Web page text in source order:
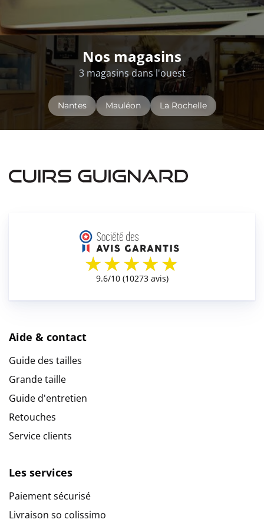
Nos magasins
3 magasins dans l'ouest
Nantes Mauléon La Rochelle
Aide & contact
Guide des tailles
Grande taille
Guide d'entretien
Retouches
Service clients
Les services
Paiement sécurisé
Livraison so colissimo